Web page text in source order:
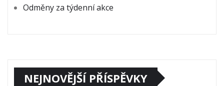
Odměny za týdenní akce
NEJNOVĚJŠÍ PŘÍSPĚVKY